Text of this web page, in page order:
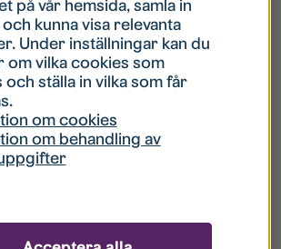
om mitt konto är låst?
när jag glömt mitt lösenord?
Gästkonto/Gästanvändare?
på vår hemsida, samla in
kunna visa relevanta
Under inställningar kan du
om vilka cookies som
och ställa in vilka som får
om cookies
om behandling av